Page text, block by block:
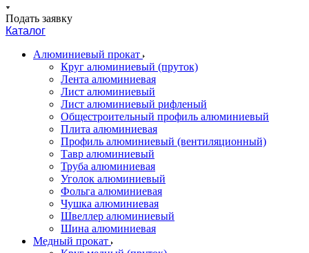
Подать заявку
Каталог
Алюминиевый прокат
Круг алюминиевый (пруток)
Лента алюминиевая
Лист алюминиевый
Лист алюминиевый рифленый
Общестроительный профиль алюминиевый
Плита алюминиевая
Профиль алюминиевый (вентиляционный)
Тавр алюминиевый
Труба алюминиевая
Уголок алюминиевый
Фольга алюминиевая
Чушка алюминиевая
Швеллер алюминиевый
Шина алюминиевая
Медный прокат